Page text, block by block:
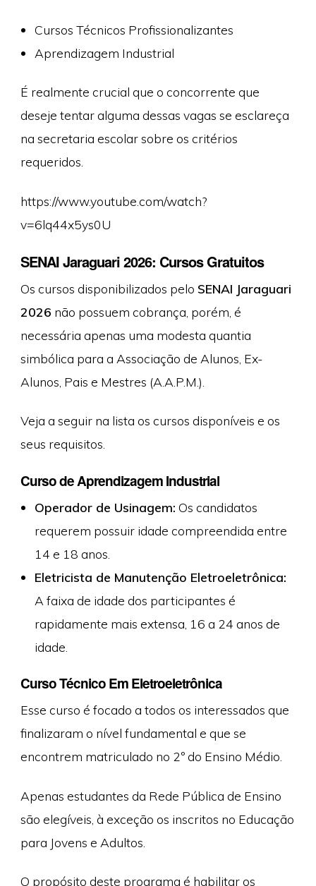
Cursos Técnicos Profissionalizantes
Aprendizagem Industrial
É realmente crucial que o concorrente que
deseje tentar alguma dessas vagas se esclareça
na secretaria escolar sobre os critérios
requeridos.
https://www.youtube.com/watch?
v=6lq44x5ys0U
SENAI Jaraguari 2026: Cursos Gratuitos
Os cursos disponibilizados pelo SENAI Jaraguari
2026 não possuem cobrança, porém, é
necessária apenas uma modesta quantia
simbólica para a Associação de Alunos, Ex-
Alunos, Pais e Mestres (A.A.P.M.).
Veja a seguir na lista os cursos disponíveis e os
seus requisitos.
Curso de Aprendizagem Industrial
Operador de Usinagem: Os candidatos
requerem possuir idade compreendida entre
14 e 18 anos.
Eletricista de Manutenção Eletroeletrônica:
A faixa de idade dos participantes é
rapidamente mais extensa, 16 a 24 anos de
idade.
Curso Técnico Em Eletroeletrônica
Esse curso é focado a todos os interessados que
finalizaram o nível fundamental e que se
encontrem matriculado no 2º do Ensino Médio.
Apenas estudantes da Rede Pública de Ensino
são elegíveis, à exceção os inscritos no Educação
para Jovens e Adultos.
O propósito deste programa é habilitar os